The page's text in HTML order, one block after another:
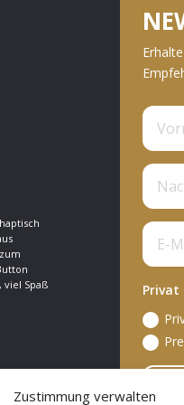
Zustimmung verwalten
Spaß
Privat